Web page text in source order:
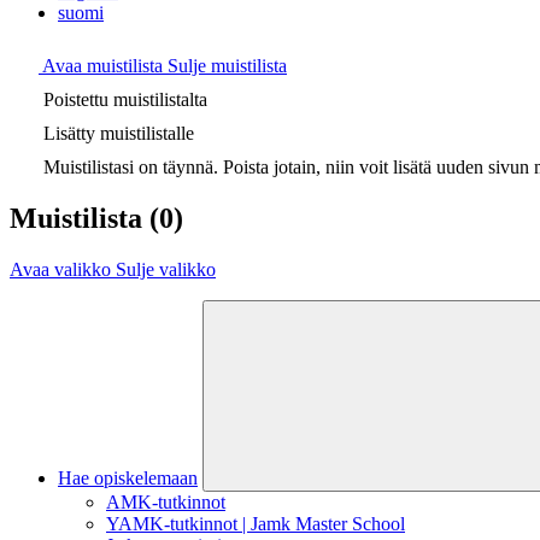
suomi
Avaa muistilista Sulje muistilista
Poistettu muistilistalta
Lisätty muistilistalle
Muistilistasi on täynnä. Poista jotain, niin voit lisätä uuden sivun
Muistilista (0)
Avaa valikko Sulje valikko
Hae opiskelemaan
AMK-tutkinnot
YAMK-tutkinnot | Jamk Master School